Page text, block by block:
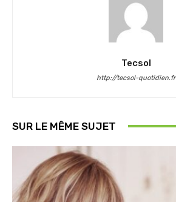
Tecsol
http://tecsol-quotidien.fr
SUR LE MÊME SUJET